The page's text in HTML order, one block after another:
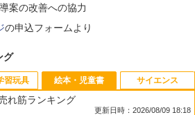
案の改善への協力
の申込フォームより
グ
習玩具 絵本・児童書
れ筋ランキング
更新日時：2026/08/09 18:18
サイエンス